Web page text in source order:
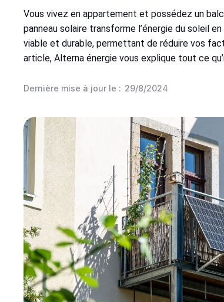
Vous vivez en appartement et possédez un
panneau solaire transforme l’énergie du soleil
viable et durable, permettant de réduire vos
article, Alterna énergie vous explique tout ce
Dernière mise à jour le : 29/8/2024